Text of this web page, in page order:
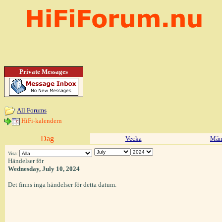
Private Messages
All Forums
HiFi-kalendern
Dag Vecka
Visa:
Händelser för
Wednesday, July 10, 2024
Det finns inga händelser för detta datum.